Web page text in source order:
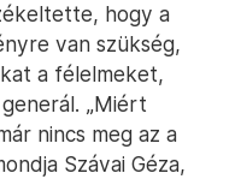
hogy a
van szükség,
a félelmeket,
„Miért
nincs meg az a
Szávai Géza,